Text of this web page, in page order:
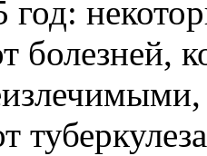
год:
болезней,